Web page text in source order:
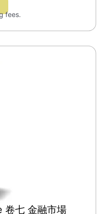
fees.
卷七 金融市場